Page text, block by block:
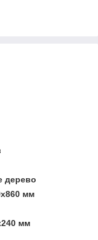
дерево
мм
мм